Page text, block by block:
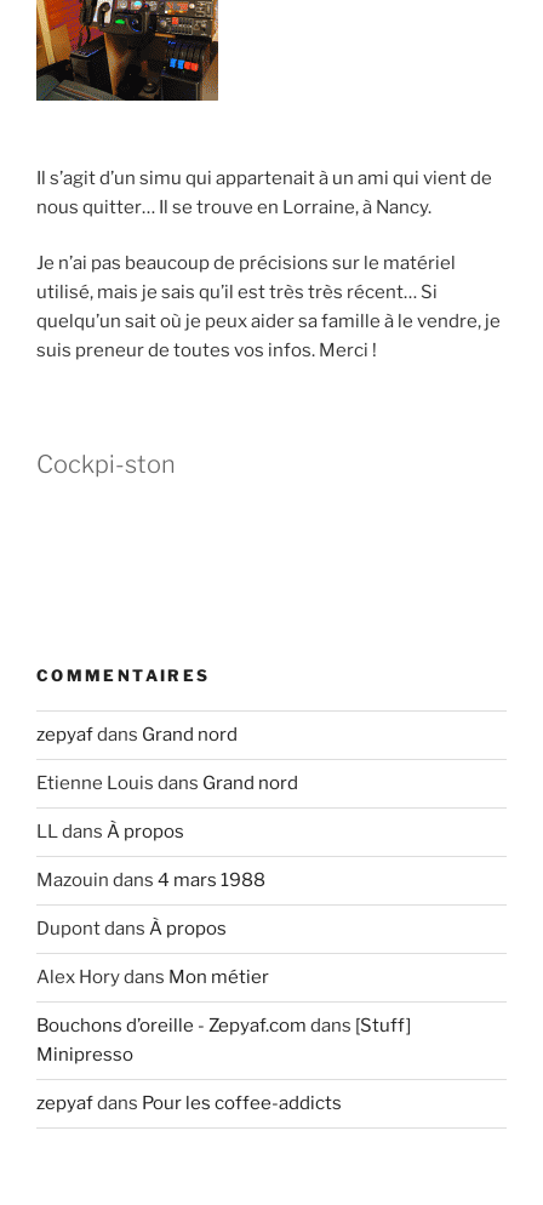
Il s’agit d’un simu qui appartenait à un ami qui vient de
nous quitter… Il se trouve en Lorraine, à Nancy.
Je n’ai pas beaucoup de précisions sur le matériel
utilisé, mais je sais qu’il est très très récent… Si
quelqu’un sait où je peux aider sa famille à le vendre, je
suis preneur de toutes vos infos. Merci !
Cockpi-ston
COMMENTAIRES
zepyafdans Grand nord
Etienne Louis dans Grand nord
LLdans À propos
Mazouin dans 4 mars 1988
Dupontdans À propos
Alex Horydans Mon métier
Bouchons d’oreille - Zepyaf.com dans [Stuff]
Minipresso
zepyafdans Pour les coffee-addicts